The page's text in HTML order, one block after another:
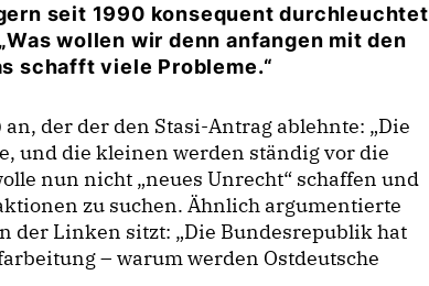
seit 1990 konsequent durchleuchtet
wollen wir denn anfangen mit den
schafft viele Probleme.“
der der den Stasi-Antrag ablehnte: „Die
und die kleinen werden ständig vor die
nun nicht „neues Unrecht“ schaffen und
zu suchen. Ähnlich argumentierte
der Linken sitzt: „Die Bundesrepublik hat
– warum werden Ostdeutsche